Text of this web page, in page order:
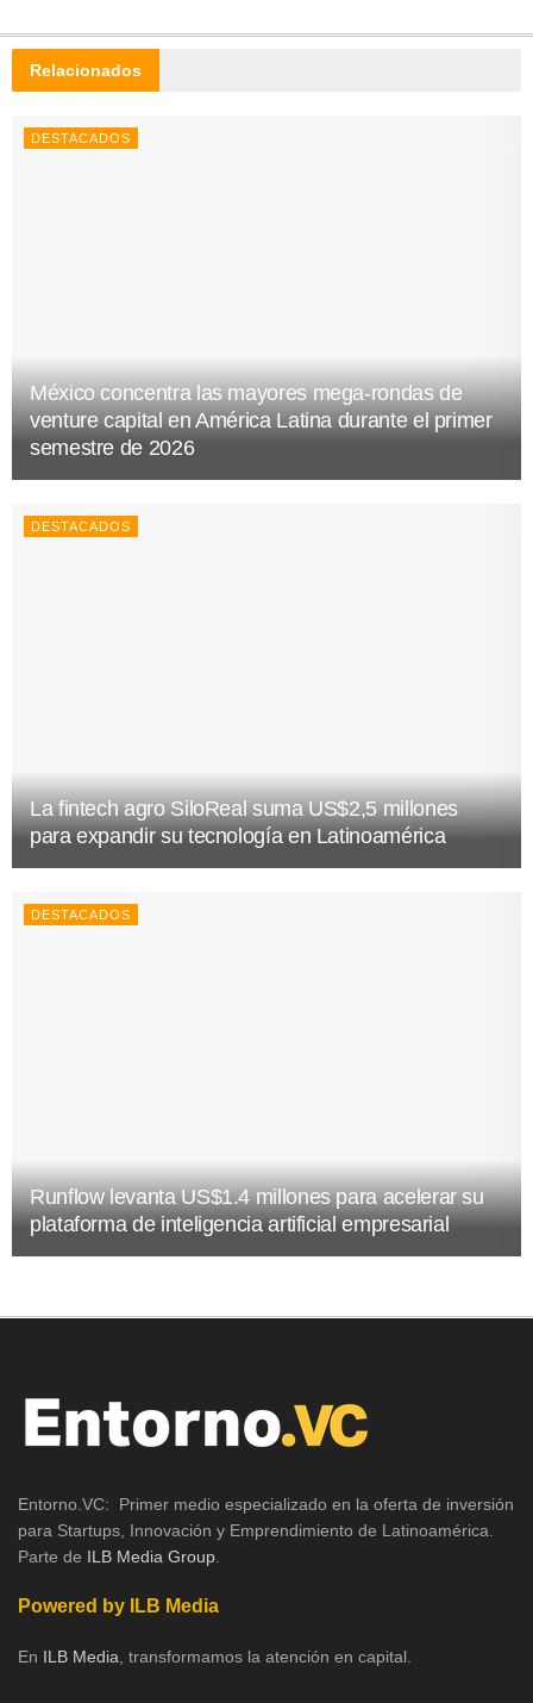
Relacionados
DESTACADOS
México concentra las mayores mega-rondas de
venture capital en América Latina durante el primer
semestre de 2026
DESTACADOS
La fintech agro SiloReal suma US$2,5 millones
para expandir su tecnología en Latinoamérica
DESTACADOS
Runflow levanta US$1.4 millones para acelerar su
plataforma de inteligencia artificial empresarial
Entorno.VC: Primer medio especializado en la oferta de inversión
para Startups, Innovación y Emprendimiento de Latinoamérica.
Parte de ILB Media Group
Powered by ILB Media
En ILB Media , transformamos la atención en capital.